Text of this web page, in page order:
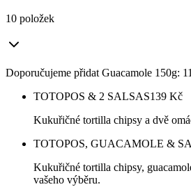
10 položek
Doporučujeme přidat Guacamole 150g:
TOTOPOS & 2 SALSAS139 Kč
Kukuřičné tortilla chipsy a dvě
TOTOPOS, GUACAMOLE &
Kukuřičné tortilla chipsy,
vašeho výběru.